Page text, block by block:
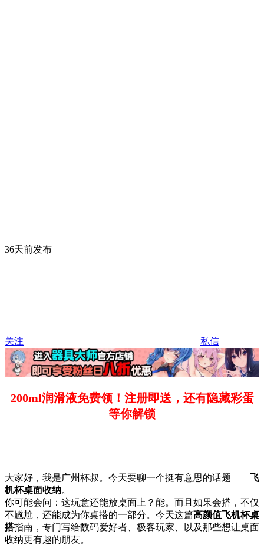
36天前发布
关注 私信
200ml润滑液免费领！注册即送，还有隐藏彩蛋
等你解锁
大家好，我是广州杯叔。今天要聊一个挺有意思的话题——飞
机杯桌面收纳。
你可能会问：这玩意还能放桌面上？能。而且如果会搭，不仅
不尴尬，还能成为你桌搭的一部分。今天这篇高颜值飞机杯桌
搭指南，专门写给数码爱好者、极客玩家、以及那些想让桌面
收纳更有趣的朋友。